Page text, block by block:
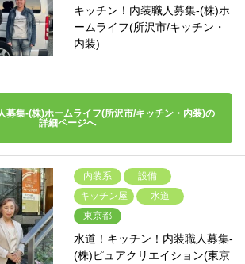
キッチン！内装職人募集-(株)ホ
ームライフ(所沢市/キッチン・
内装)
募集-(株)ホームライフ(所沢市/キッチン・内装)の
詳細ページへ
内装系
設備
キッチン屋
水道
東京都
水道！キッチン！内装職人募集-
(株)ピュアクリエイション(東京